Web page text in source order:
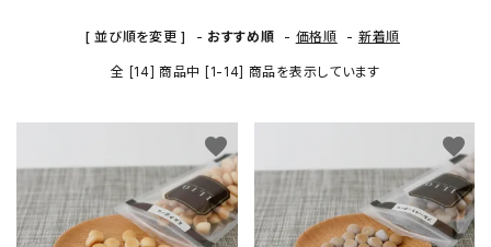
おもちゃシリーズ
支払い方法について
[ 並び順を変更 ] - おすすめ順 - 価格順 - 新着順
全 [14] 商品中 [1-14] 商品を表示しています
favorite favorite